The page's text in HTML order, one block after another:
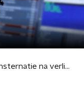
Eerder gehoord: Consternatie na verlies inloggegevens